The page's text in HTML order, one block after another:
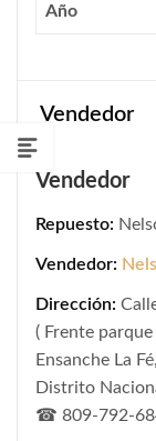
Año
Vendedor
Vendedor
Repuesto:
Vendedor:
Dirección:
( Frente
Ensanche La
Distrito
☎ 809-792-